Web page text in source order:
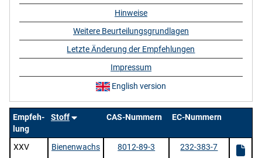
Empfeh-
lung
Stoff CAS-Nummern EC-Nummern
XXV Bienenwachs 8012-89-3 232-383-7
Hinweise
Weitere Beurteilungsgrundlagen
Letzte Änderung der Empfehlungen
Impressum
English version